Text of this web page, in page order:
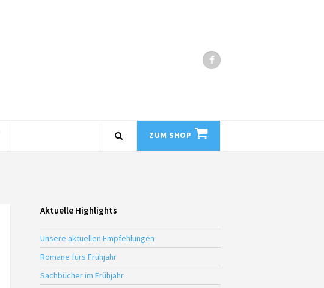
ZUM SHOP
Aktuelle Highlights
Unsere aktuellen Empfehlungen
Romane fürs Frühjahr
Sachbücher im Frühjahr